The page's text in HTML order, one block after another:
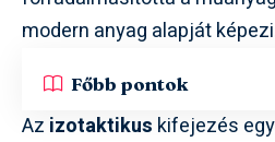
modern anyag alapját
Főbb pontok
Az izotaktikus kifejezés